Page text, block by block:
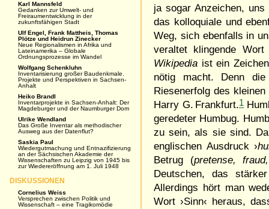
ja sogar Anzeichen,
das kolloquiale und
Weg, sich ebenfalls in
veraltet klingende Wort
Wikipedia ist ein
nötig macht. Denn
Riesenerfolg des
Harry G. Frankfurt.1
geredeter Humbug.
zu sein, als sie sind.
englischen Ausdruck ›
Betrug (pretense,
Deutschen, das
Allerdings hört man
Wort ›Sinn‹ heraus,
Karl Mannsfeld
Gedanken zur Umwelt- und
Freiraumentwicklung in der
zukunftsfähigen Stadt
Ulf Engel, Frank Mattheis, Thomas
Plötze und Heidrun Zinecker
Neue Regionalismen in Afrika und
Lateinamerika – Globale
Ordnungsprozesse im Wandel
Wolfgang Schenkluhn
Inventarisierung großer Baudenkmale.
Projekte und Perspektiven in Sachsen-
Anhalt
Heiko Brandl
Inventarprojekte in Sachsen-Anhalt: Der
Magdeburger und der Naumburger Dom
Ulrike Wendland
Das Große Inventar als methodischer
Ausweg aus der Datenflut?
Saskia Paul
Wiedergutmachung und Entnazifizierung
an der Sächsischen Akademie der
Wissenschaften zu Leipzig von 1945 bis
zur Wiedereröffnung am 1. Juli 1948
DISKUSSIONEN
Cornelius Weiss
Versprechen zwischen Politik und
Wissenschaft – eine Tragikomödie